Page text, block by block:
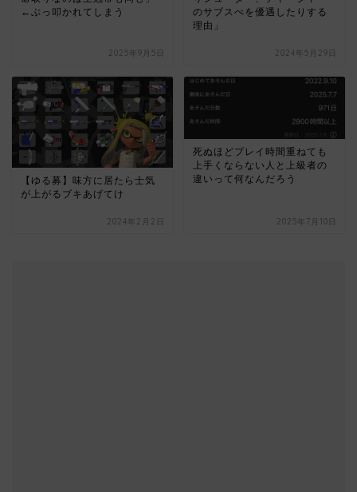
←ぶっ叩かれてしまう
2025年9月5日
のサブスぺを優遇したりする
理由」
2024年5月29日
【ゆる募】味方に居たら士気
が上がるブキあげてけ
2024年2月2日
死ぬほどプレイ時間重ねても
上手くならない人と上級者の
違いって何なんだろう
2025年7月10日